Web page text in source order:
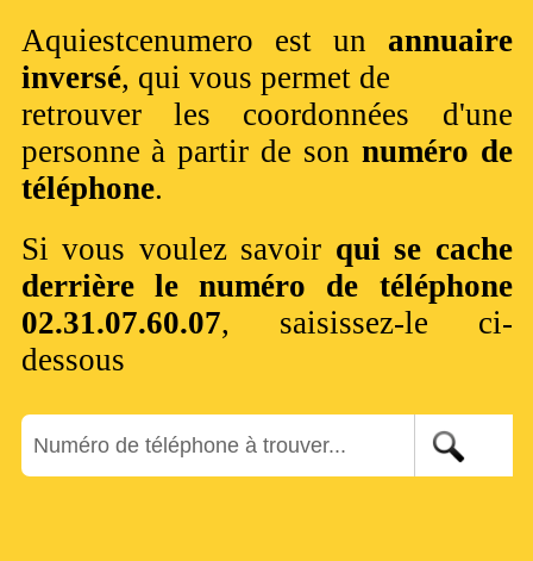
Aquiestcenumero est un annuaire
inversé, qui vous permet de
retrouver les coordonnées d'une
personne à partir de son numéro de
téléphone.
Si vous voulez savoir qui se cache
derrière le numéro de téléphone
02.31.07.60.07, saisissez-le ci-
dessous